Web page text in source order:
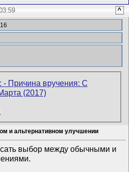
^
и альтернативном улучшении
выбор между обычными и